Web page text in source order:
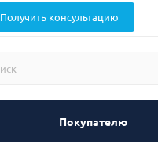
Получить консультацию
Покупателю